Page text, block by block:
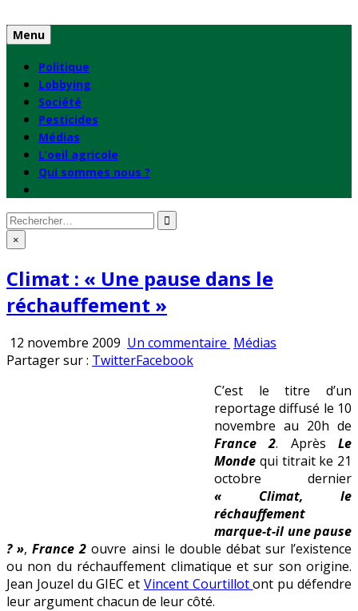
to
content
Menu
Politique
Lobbying
Société
Pesticides
Médias
L’oeil agricole
Qui sommes nous ?
Rechercher
: ×
Climat : « Une pause dans le
réchauffement »
12 novembre 2009 Un commentaire sur
« Une
pause
dans
le
réchauffement »
Publié
Médias
Partager sur : TwitterFacebook
C’est le titre d’un
reportage diffusé le 10
novembre au 20h de
France 2. AprèsLe
Monde qui titrait ke 21
octobre dernier
« Climat, le
réchauffement
marque-t-il une pause
? »,France 2 ouvre ainsi le double débat sur l’existence
ou non du réchauffement climatique et sur son origine.
Jean Jouzel du GIEC et Vincent Courtillotont pu défendre
leur argument chacun de leur côté.